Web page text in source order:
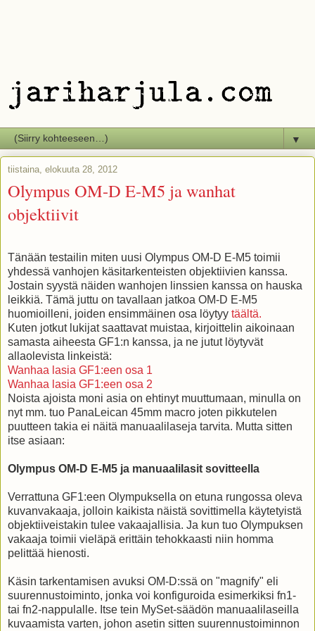
▼
tiistaina, elokuuta 28, 2012
Olympus OM-D E-M5 ja wanhat
objektiivit
Tänään testailin miten uusi Olympus OM-D E-M5 toimii
yhdessä vanhojen käsitarkenteisten objektiivien kanssa.
Jostain syystä näiden wanhojen linssien kanssa on hauska
leikkiä. Tämä juttu on tavallaan jatkoa OM-D E-M5
huomioilleni, joiden ensimmäinen osa löytyy täältä.
Kuten jotkut lukijat saattavat muistaa, kirjoittelin aikoinaan
samasta aiheesta GF1:n kanssa, ja ne jutut löytyvät
allaolevista linkeistä:
Wanhaa lasia GF1:een osa 1
Wanhaa lasia GF1:een osa 2
Noista ajoista moni asia on ehtinyt muuttumaan, minulla on
nyt mm. tuo PanaLeican 45mm macro joten pikkutelen
puutteen takia ei näitä manuaalilaseja tarvita. Mutta sitten
itse asiaan:
Olympus OM-D E-M5 ja manuaalilasit sovitteella
Verrattuna GF1:een Olympuksella on etuna rungossa oleva
kuvanvakaaja, jolloin kaikista näistä sovittimella käytetyistä
objektiiveistakin tulee vakaajallisia. Ja kun tuo Olympuksen
vakaaja toimii vieläpä erittäin tehokkaasti niin homma
pelittää hienosti.
Käsin tarkentamisen avuksi OM-D:ssä on "magnify" eli
suurennustoiminto, jonka voi konfiguroida esimerkiksi fn1-
tai fn2-nappulalle. Itse tein MySet-säädön manuaalilaseilla
kuvaamista varten, johon asetin sitten suurennustoiminnon